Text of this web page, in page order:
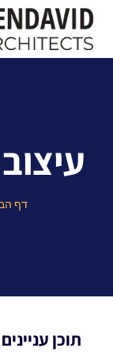
דף
תוכן עניינים